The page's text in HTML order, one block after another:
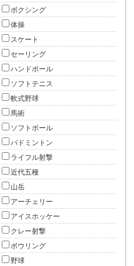
ボクシング
体操
スケート
セーリング
ハンドボール
ソフトテニス
軟式野球
馬術
ソフトボール
バドミントン
ライフル射撃
近代五種
山岳
アーチェリー
アイスホッケー
クレー射撃
ボウリング
野球